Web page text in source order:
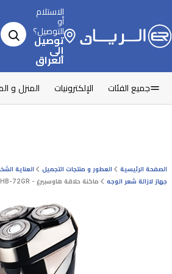
الاستلام
أو
التوصيل؟
توصيل
إلى
العراق
جميع الفئات الإلكترونيات المنزل و
الصفحة الرئيسية العطور و منتجات التجميل العناية
جهاز لازالة شعر الوجه
ماكنة حلاقة هاوسبيرغ - HB-72GR - برونزي